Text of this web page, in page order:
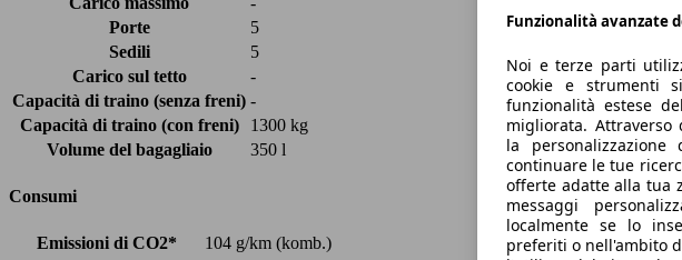
Porte
5
Sedili
5
Carico sul tetto
-
Capacità di traino (senza freni) -
Capacità di traino (con freni)
1300 kg
Volume del bagagliaio
350 l
Consumi
Emissioni di CO2*
104 g/km (komb.)
Funzionalità avanzate
Noi e terze parti
cookie e strumenti
funzionalità estese
migliorata. Attraverso
la
continuare le tue
offerte adatte alla tua
messaggi
localmente se lo
preferiti o nell'ambito